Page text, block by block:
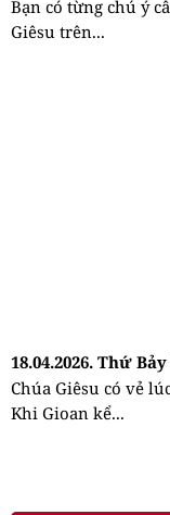
Bạn có từng chú ý
Giêsu trên...
18.04.2026. Thứ
Chúa Giêsu có vẻ
Khi Gioan kể...